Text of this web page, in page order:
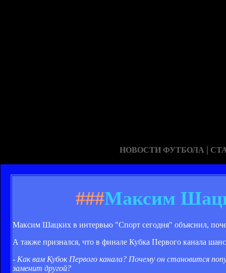
НОВОСТИ ФУТБОЛА |
###Максим
Максим Шацких в интервью "Спорт сегодня" объяснил,
А также признался, что в финале Кубка Первого канала
- Как вам Кубок Первого канала? Почему он становится
заменит другой?